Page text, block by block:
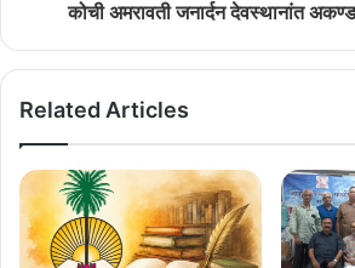
कोची अमरावती जनार्दन देवस्थानांत
Related Articles